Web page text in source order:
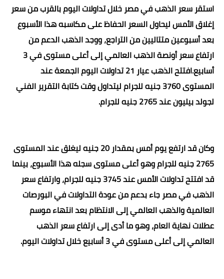
استقر سعر الذهب في مصر خلال تداولات اليوم بالقرب من سعر
إغلاق الأمس ليحاول السعر الحفاظ على مكاسبه هذا الأسبوع
بعد أسبوعين متتاليين من التراجع، ووجد الذهب الدعم من
ارتفاع سعر أونصة الذهب العالمي إلى أعلى مستوى في 3
أسابيع.افتتح الذهب عيار 21 تداولات اليوم الجمعة عند
المستوى 3760 جنيه للجرام ليتداول وقت كتابة التقرير الفني
لجولد بيليون عند 2765 جنيه للجرام.
وكان قد ارتفع يوم أمس بمقدار 20 جنيه ليغلق عند المستوى
2765 جنيه للجرام وهو أعلى مستوى سجله هذا الأسبوع، بينما
قد افتتح تداولات الأمس عند 3745 جنيه للجرام، وارتفاع سعر
الذهب في مصر جاء بدعم من عودة التداولات في البورصات
العالمية والذهب العالمي إلى الانتظام بعد انتهاء موسم
عطلات نهاية العام، وهو ما أدى إلى ارتفاع سعر الذهب
العالمي إلى أعلى مستوى في 3 أسابيع خلال تداولات اليوم.